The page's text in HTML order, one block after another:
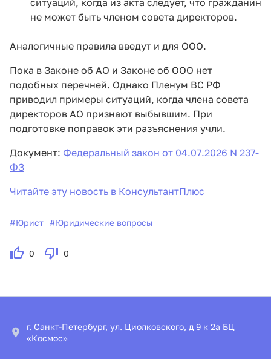
ситуаций, когда из акта следует, что гражданин
не может быть членом совета директоров.
Аналогичные правила введут и для ООО.
Пока в Законе об АО и Законе об ООО нет
подобных перечней. Однако Пленум ВС РФ
приводил примеры ситуаций, когда члена совета
директоров АО признают выбывшим. При
подготовке поправок эти разъяснения учли.
Документ: Федеральный закон от 04.07.2026 N 237-
ФЗ
Читайте эту новость в КонсультантПлюс
#Юрист #Юридические вопросы
0 0
г. Санкт-Петербург, ул. Циолковского, д 9 к 2а БЦ
«Космос»